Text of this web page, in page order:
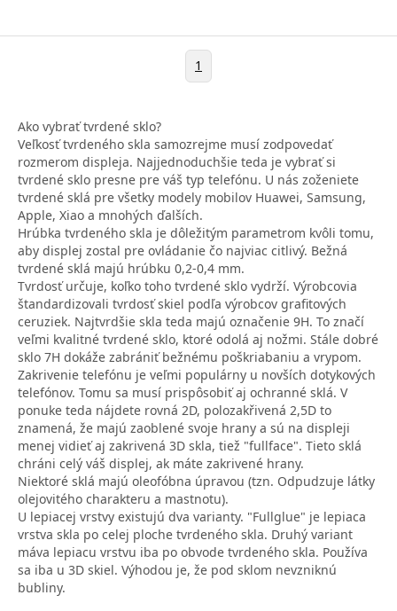
1
Ako vybrať tvrdené sklo?
Veľkosť tvrdeného skla samozrejme musí zodpovedať
rozmerom displeja. Najjednoduchšie teda je vybrať si
tvrdené sklo presne pre váš typ telefónu. U nás zoženiete
tvrdené sklá pre všetky modely mobilov Huawei, Samsung,
Apple, Xiao a mnohých ďalších.
Hrúbka tvrdeného skla je dôležitým parametrom kvôli tomu,
aby displej zostal pre ovládanie čo najviac citlivý. Bežná
tvrdené sklá majú hrúbku 0,2-0,4 mm.
Tvrdosť určuje, koľko toho tvrdené sklo vydrží. Výrobcovia
štandardizovali tvrdosť skiel podľa výrobcov grafitových
ceruziek. Najtvrdšie skla teda majú označenie 9H. To značí
veľmi kvalitné tvrdené sklo, ktoré odolá aj nožmi. Stále dobré
sklo 7H dokáže zabrániť bežnému poškriabaniu a vrypom.
Zakrivenie telefónu je veľmi populárny u novších dotykových
telefónov. Tomu sa musí prispôsobiť aj ochranné sklá. V
ponuke teda nájdete rovná 2D, polozakřivená 2,5D to
znamená, že majú zaoblené svoje hrany a sú na displeji
menej vidieť aj zakrivená 3D skla, tiež "fullface". Tieto sklá
chráni celý váš displej, ak máte zakrivené hrany.
Niektoré sklá majú oleofóbna úpravou (tzn. Odpudzuje látky
olejovitého charakteru a mastnotu).
U lepiacej vrstvy existujú dva varianty. "Fullglue" je lepiaca
vrstva skla po celej ploche tvrdeného skla. Druhý variant
máva lepiacu vrstvu iba po obvode tvrdeného skla. Používa
sa iba u 3D skiel. Výhodou je, že pod sklom nevzniknú
bubliny.